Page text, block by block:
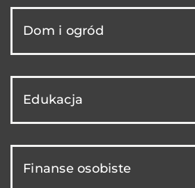
Dom i ogród
Edukacja
Finanse osobiste